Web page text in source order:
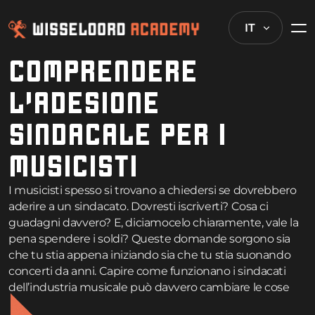
IT
COMPRENDERE
L’ADESIONE
SINDACALE PER I
MUSICISTI
I musicisti spesso si trovano a chiedersi se dovrebbero
aderire a un sindacato. Dovresti iscriverti? Cosa ci
guadagni davvero? E, diciamocelo chiaramente, vale la
pena spendere i soldi? Queste domande sorgono sia
che tu stia appena iniziando sia che tu stia suonando
concerti da anni. Capire come funzionano i sindacati
dell’industria musicale può davvero cambiare le cose
per la tua carriera e il tuo conto in banca.